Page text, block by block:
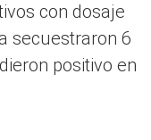
con dosaje
secuestraron 6
positivo en